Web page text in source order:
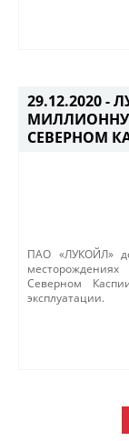
29.12.2020 -
СЕВЕРНОМ
ПАО «ЛУКОЙЛ»
Северном
эксплуатации.